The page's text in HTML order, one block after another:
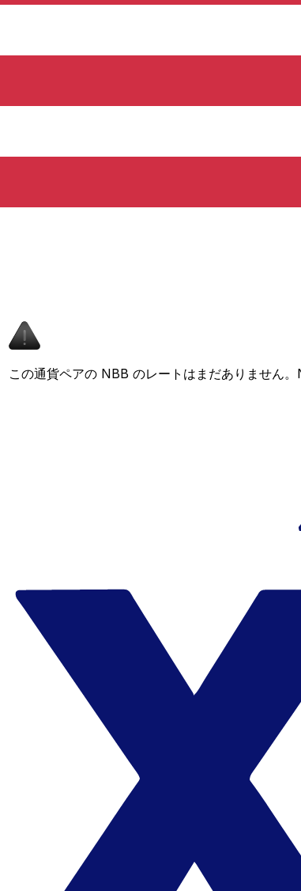
この通貨ペアの NBB のレートはまだありません